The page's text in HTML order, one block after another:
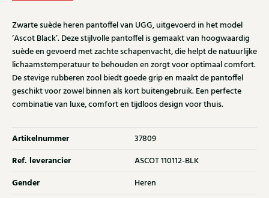
Zwarte suède heren pantoffel van UGG, uitgevoerd in het model
‘Ascot Black’. Deze stijlvolle pantoffel is gemaakt van hoogwaardig
suède en gevoerd met zachte schapenvacht, die helpt de natuurlijke
lichaamstemperatuur te behouden en zorgt voor optimaal comfort.
De stevige rubberen zool biedt goede grip en maakt de pantoffel
geschikt voor zowel binnen als kort buitengebruik. Een perfecte
combinatie van luxe, comfort en tijdloos design voor thuis.
Artikelnummer 37809
Ref. leverancier ASCOT 110112-BLK
Gender Heren